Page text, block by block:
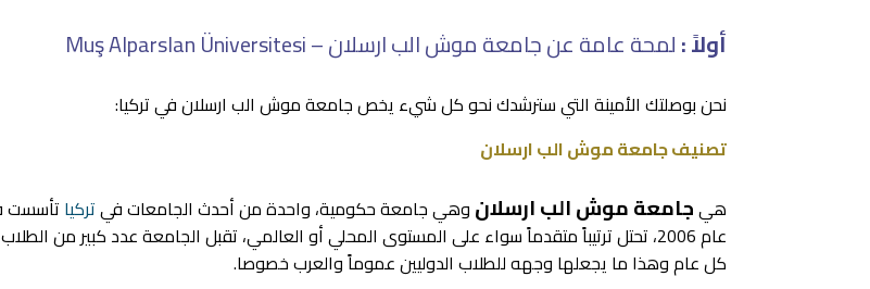
أولاً :لمحة عامة عن جامعة موش الب ارسلان – Muş Alparslan Üniversitesi
نحن بوصلتك الأمينة التي سترشدك نحو كل شيء يخص جامعة موش الب ارسلان في تركيا:
تصنيف جامعة موش الب ارسلان
هيجامعة موش الب ارسلان وهي جامعة حكومية، واحدة من أحدث الجامعات فيتركيا تأسست
عام 2006، تحتل ترتيباً متقدماً سواء على المستوى المحلي أو العالمي، تقبل الجامعة عدد كبير من
كل عام وهذا ما يجعلها وجهه للطلاب الدوليين عموماً والعرب خصوصا.